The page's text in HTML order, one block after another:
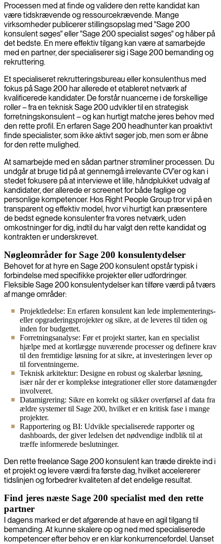
Processen med at finde og validere den rette kandidat kan
være tidskrævende og ressourcekrævende. Mange
virksomheder publicerer stillingsopslag med "Sage 200
konsulent søges" eller "Sage 200 specialist søges" og håber på
det bedste. En mere effektiv tilgang kan være at samarbejde
med en partner, der specialiserer sig i Sage 200 bemanding og
rekruttering.
Et specialiseret rekrutteringsbureau eller konsulenthus med
fokus på Sage 200 har allerede et etableret netværk af
kvalificerede kandidater. De forstår nuancerne i de forskellige
roller – fra en teknisk Sage 200 udvikler til en strategisk
forretningskonsulent – og kan hurtigt matche jeres behov med
den rette profil. En erfaren Sage 200 headhunter kan proaktivt
finde specialister, som ikke aktivt søger job, men som er åbne
for den rette mulighed.
At samarbejde med en sådan partner strømliner processen. Du
undgår at bruge tid på at gennemgå irrelevante CV'er og kan i
stedet fokusere på at interviewe et lille, håndplukket udvalg af
kandidater, der allerede er screenet for både faglige og
personlige kompetencer. Hos Right People Group tror vi på en
transparent og effektiv model, hvor vi hurtigt kan præsentere
de bedst egnede konsulenter fra vores netværk, uden
omkostninger for dig, indtil du har valgt den rette kandidat og
kontrakten er underskrevet.
Nøgleområder for Sage 200 konsulentydelser
Behovet for at hyre en Sage 200 konsulent opstår typisk i
forbindelse med specifikke projekter eller udfordringer.
Fleksible Sage 200 konsulentydelser kan tilføre værdi på tværs
af mange områder:
Projektledelse: En erfaren konsulent kan lede implementerings-
eller opgraderingsprojekter og sikre, at de leveres til tiden og
inden for budgettet.
Forretningsanalyse: Før et projekt starter, kan en specialist
hjælpe med at kortlægge nuværende processer og definere krav
til den fremtidige løsning for at sikre, at investeringen lever op
til forventningerne.
Teknisk arkitektur: Designe en robust og skalerbar løsning,
især når der er komplekse integrationer eller store datamængder
involveret.
Datamigrering: Sikre en korrekt og sikker overførsel af data fra
ældre systemer til Sage 200, hvilket er en kritisk fase i mange
projekter.
Rapportering og BI: Udvikle specialiserede rapporter og
dashboards, der giver ledelsen det nødvendige indblik til at
træffe informerede beslutninger.
Den rette freelance Sage 200 konsulent kan træde direkte ind i
et projekt og levere værdi fra første dag, hvilket accelererer
tidslinjen og forbedrer kvaliteten af det endelige resultat.
Find jeres næste Sage 200 specialist med den rette
partner
I dagens marked er det afgørende at have en agil tilgang til
bemanding. At kunne skalere op og ned med specialiserede
kompetencer efter behov er en klar konkurrencefordel. Uanset